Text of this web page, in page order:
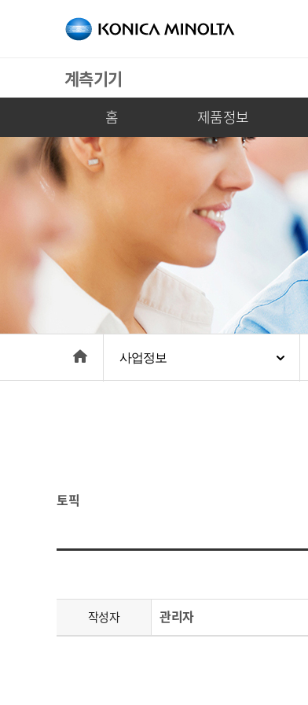
계측기기
홈 제품정보
home 사업정보
토픽
작성자 관리자